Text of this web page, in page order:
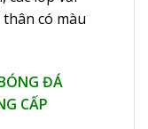
có màu
ĐÁ
CẤP